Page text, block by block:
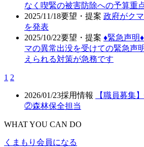
なく喫緊の被害防除への予算重
2025/11/18要望・提案 政府がク
を発表
2025/10/22要望・提案 ♦️緊急声明
マの異常出没を受けての緊急声
えられる対策が急務です
1 2
2026/01/23採用情報
【職員募集
②森林保全担当
WHAT YOU CAN DO
くまもり会員になる